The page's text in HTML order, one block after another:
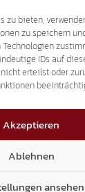
zu bieten,
zu speichern
IDs auf
erteilst oder
Akzeptieren
Ablehnen
ansehen
Threads
3.401
YouTube